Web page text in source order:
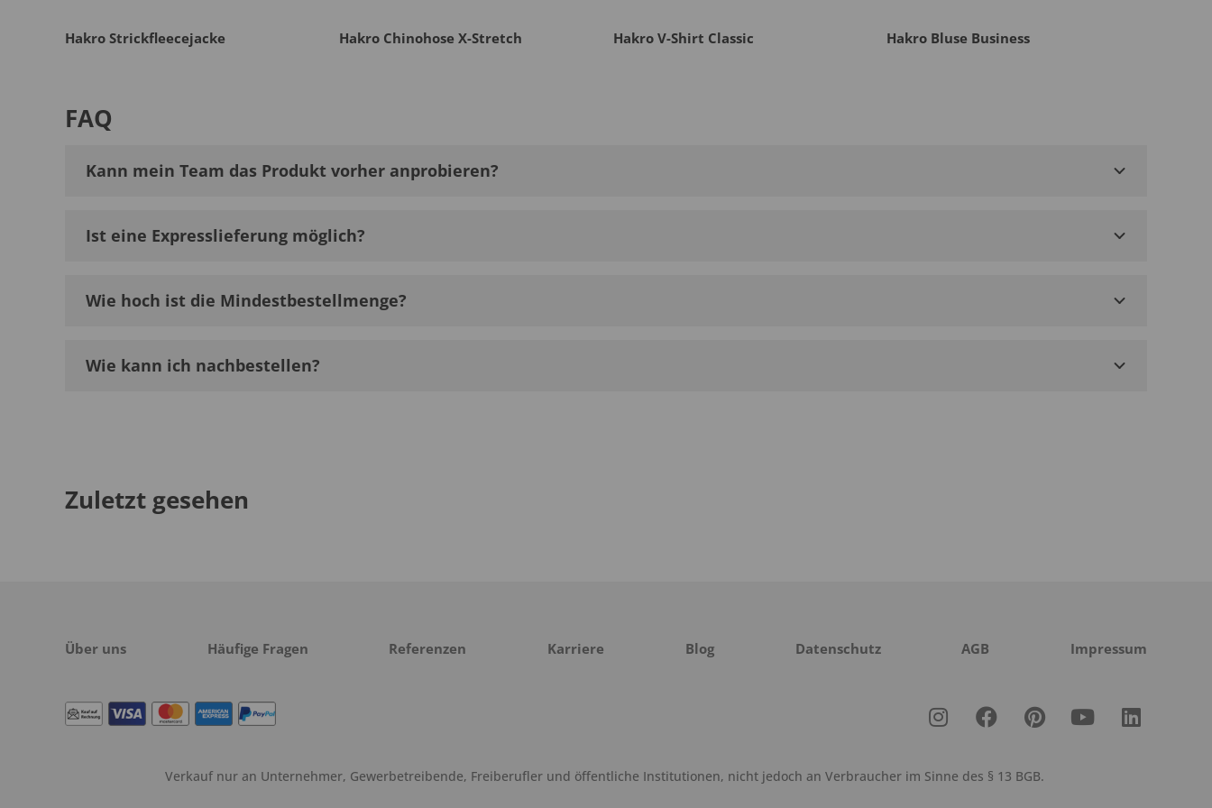
Hakro Strickfleecejacke Hakro Chinohose X-Stretch Hakro V-Shirt Classic Hakro Bluse Business
FAQ
Kann mein Team das Produkt vorher anprobieren?
Ist eine Expresslieferung möglich?
Wie hoch ist die Mindestbestellmenge?
Wie kann ich nachbestellen?
Zuletzt gesehen
Über uns Häufige Fragen Referenzen Karriere Blog Datenschutz AGB Impressum
Verkauf nur an Unternehmer, Gewerbetreibende, Freiberufler und öffentliche Institutionen, nicht jedoch an Verbraucher im Sinne des § 13 BGB.